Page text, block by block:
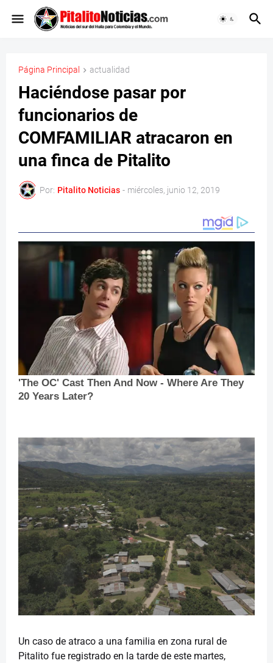
Página Principal actualidad
Haciéndose pasar por
funcionarios de
COMFAMILIAR atracaron en
una finca de Pitalito
Por: Pitalito Noticias - miércoles, junio 12, 2019
Un caso de atraco a una familia en zona rural de
Pitalito fue registrado en la tarde de este martes,